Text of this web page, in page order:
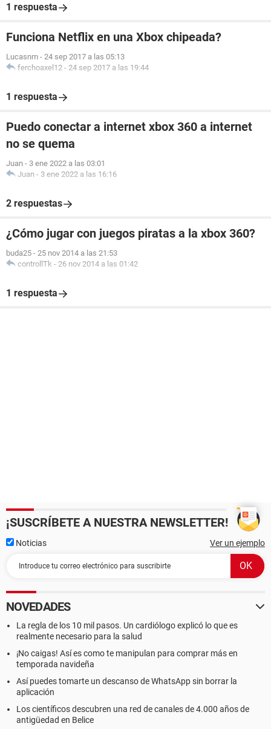
1 respuesta
Funciona Netflix en una Xbox chipeada?
Lucasnm - 24 sep 2017 a las 05:13
ferchoaxel12 - 24 sep 2017 a las 19:44
1 respuesta
Puedo conectar a internet xbox 360 a internet
no se quema
Juan - 3 ene 2022 a las 03:01
Juan - 3 ene 2022 a las 16:16
2 respuestas
¿Cómo jugar con juegos piratas a la xbox 360?
buda25 - 25 nov 2014 a las 21:53
controllTk - 26 nov 2014 a las 01:42
1 respuesta
¡SUSCRÍBETE A NUESTRA NEWSLETTER!
Noticias Ver un ejemplo
NOVEDADES
La regla de los 10 mil pasos. Un cardiólogo explicó lo que es
realmente necesario para la salud
¡No caigas! Así es como te manipulan para comprar más en
temporada navideña
Así puedes tomarte un descanso de WhatsApp sin borrar la
aplicación
Los científicos descubren una red de canales de 4.000 años de
antigüedad en Belice